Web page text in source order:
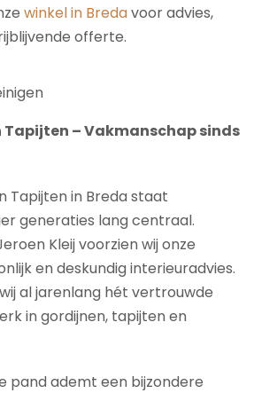
winkel in Bredavoor advies,
offerte.
Tapijten – Vakmanschap sinds
Tapijten in Breda staat
generaties lang centraal.
Kleij voorzien wij onze
en deskundig interieuradvies.
al jarenlang hét vertrouwde
in gordijnen, tapijten en
pand ademt een bijzondere